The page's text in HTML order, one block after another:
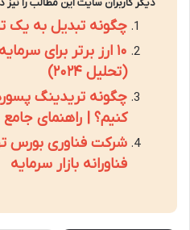
دیگر کاربران سایت این مطالب را
چگونه تبدیل به یک
۱۰ ارز برتر برای
(تحلیل ۲۰۲۴)
چگونه تریدینگ
کنیم؟ | راهنمای جامع
شرکت فناوری بورس
فناورانه بازار سرمایه